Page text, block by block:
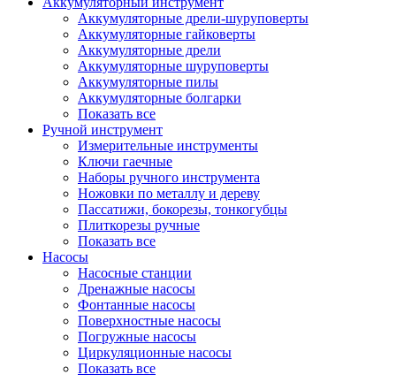
Аккумуляторные дрели-шуруповерты
Аккумуляторные гайковерты
Аккумуляторные дрели
Аккумуляторные шуруповерты
Аккумуляторные пилы
Аккумуляторные болгарки
Показать все
Ручной инструмент
Измерительные инструменты
Ключи гаечные
Наборы ручного инструмента
Ножовки по металлу и дереву
Пассатижи, бокорезы, тонкогубцы
Плиткорезы ручные
Показать все
Насосы
Насосные станции
Дренажные насосы
Фонтанные насосы
Поверхностные насосы
Погружные насосы
Циркуляционные насосы
Показать все